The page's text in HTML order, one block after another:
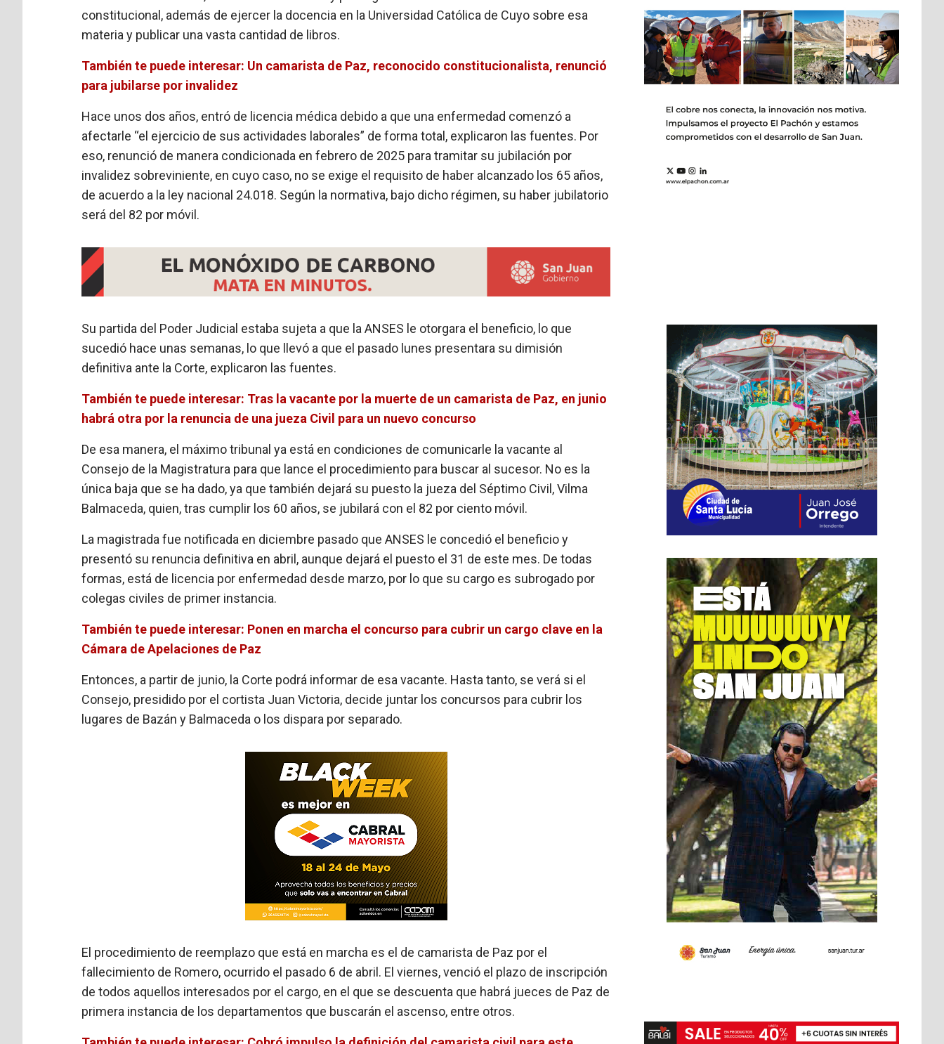
constitucional, además de ejercer la docencia en la Universidad Católica de Cuyo sobre esa
materia y publicar una vasta cantidad de libros.
También te puede interesar: Un camarista de Paz, reconocido constitucionalista, renunció
para jubilarse por invalidez
Hace unos dos años, entró de licencia médica debido a que una enfermedad comenzó a
afectarle “el ejercicio de sus actividades laborales” de forma total, explicaron las fuentes. Por
eso, renunció de manera condicionada en febrero de 2025 para tramitar su jubilación por
invalidez sobreviniente, en cuyo caso, no se exige el requisito de haber alcanzado los 65 años,
de acuerdo a la ley nacional 24.018. Según la normativa, bajo dicho régimen, su haber jubilatorio
será del 82 por móvil.
Su partida del Poder Judicial estaba sujeta a que la ANSES le otorgara el beneficio, lo que
sucedió hace unas semanas, lo que llevó a que el pasado lunes presentara su dimisión
definitiva ante la Corte, explicaron las fuentes.
También te puede interesar: Tras la vacante por la muerte de un camarista de Paz, en junio
habrá otra por la renuncia de una jueza Civil para un nuevo concurso
De esa manera, el máximo tribunal ya está en condiciones de comunicarle la vacante al
Consejo de la Magistratura para que lance el procedimiento para buscar al sucesor. No es la
única baja que se ha dado, ya que también dejará su puesto la jueza del Séptimo Civil, Vilma
Balmaceda, quien, tras cumplir los 60 años, se jubilará con el 82 por ciento móvil.
La magistrada fue notificada en diciembre pasado que ANSES le concedió el beneficio y
presentó su renuncia definitiva en abril, aunque dejará el puesto el 31 de este mes. De todas
formas, está de licencia por enfermedad desde marzo, por lo que su cargo es subrogado por
colegas civiles de primer instancia.
También te puede interesar: Ponen en marcha el concurso para cubrir un cargo clave en la
Cámara de Apelaciones de Paz
Entonces, a partir de junio, la Corte podrá informar de esa vacante. Hasta tanto, se verá si el
Consejo, presidido por el cortista Juan Victoria, decide juntar los concursos para cubrir los
lugares de Bazán y Balmaceda o los dispara por separado.
El procedimiento de reemplazo que está en marcha es el de camarista de Paz por el
fallecimiento de Romero, ocurrido el pasado 6 de abril. El viernes, venció el plazo de inscripción
de todos aquellos interesados por el cargo, en el que se descuenta que habrá jueces de Paz de
primera instancia de los departamentos que buscarán el ascenso, entre otros.